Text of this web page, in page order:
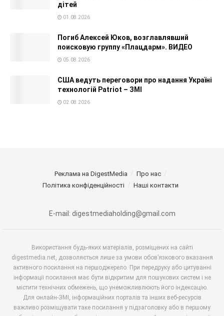
дітей
01.08.2026
Погиб Алексей Юков, возглавлявший
поисковую группу «Плацдарм». ВИДЕО
05.08.2026
США ведуть переговори про надання Україні
технологій Patriot – ЗМІ
02.08.2026
Реклама на DigestMedia
Про нас
Політика конфіденційності
Наші контакти
E-mail: digestmediaholding@gmail.com
Використання будь-яких матеріалів, розміщених на сайті
digestmedia.net, дозволяється лише за умови обов’язкового вказання
активного посилання на першоджерело. При передруку або цитуванні
інформації посилання має бути відкритим для пошукових систем і не
містити технічних обмежень, що унеможливлюють його індексацію.
Для онлайн-ЗМІ, інформаційних порталів та інших веб-ресурсів
важливо розміщувати таке посилання у підзаголовку або в першому